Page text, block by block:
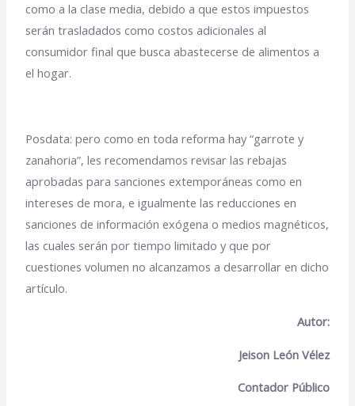
como a la clase media, debido a que estos impuestos
serán trasladados como costos adicionales al
consumidor final que busca abastecerse de alimentos a
el hogar.
Posdata: pero como en toda reforma hay “garrote y
zanahoria”, les recomendamos revisar las rebajas
aprobadas para sanciones extemporáneas como en
intereses de mora, e igualmente las reducciones en
sanciones de información exógena o medios magnéticos,
las cuales serán por tiempo limitado y que por
cuestionesvolumen no alcanzamos a desarrollar en dicho
artículo.
Autor:
Jeison León Vélez
Contador Público